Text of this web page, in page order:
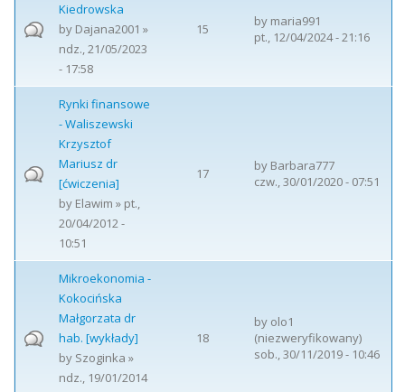
Kiedrowska
by Dajana2001 »
ndz., 21/05/2023
- 17:58
15 by maria991
pt., 12/04/2024 - 21:16
Rynki finansowe
- Waliszewski
Krzysztof
Mariusz dr
[ćwiczenia]
by Elawim » pt.,
20/04/2012 -
10:51
17 by Barbara777
czw., 30/01/2020 - 07:51
Mikroekonomia -
Kokocińska
Małgorzata dr
hab. [wykłady]
by Szoginka »
ndz., 19/01/2014
18
by olo1
(niezweryfikowany)
sob., 30/11/2019 - 10:46